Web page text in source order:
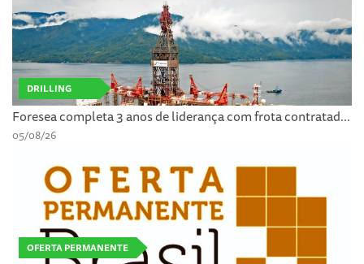
DRILLING
Foresea completa 3 anos de liderança com frota contratad...
05/08/26
OFERTA PERMANENTE